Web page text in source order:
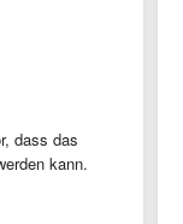
dass das
kann.